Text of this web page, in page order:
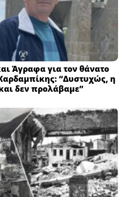
Άγραφα για τον θάνατο
“Δυστυχώς, η
δεν προλάβαμε”